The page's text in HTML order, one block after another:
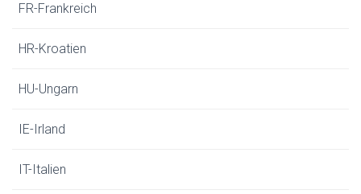
FR-Frankreich
HR-Kroatien
HU-Ungarn
IE-Irland
IT-Italien